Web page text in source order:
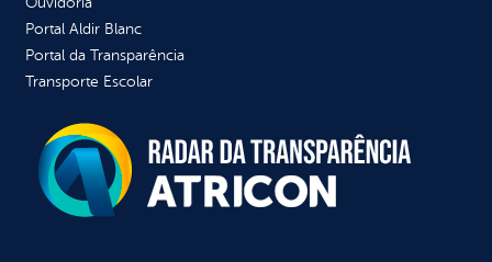
Portal Aldir Blanc
Portal da Transparência
Transporte Escolar